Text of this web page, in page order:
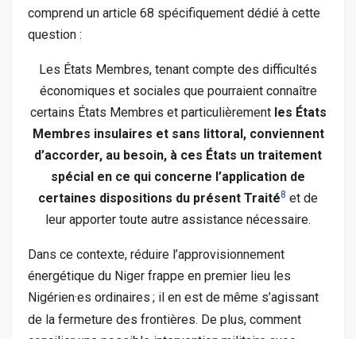
comprend un article 68 spécifiquement dédié à cette
question :
Les États Membres, tenant compte des difficultés
économiques et sociales que pourraient connaître
certains États Membres et particulièrement les États
Membres insulaires et sans littoral, conviennent
d’accorder, au besoin, à ces États un traitement
spécial en ce qui concerne l’application de
certaines dispositions du présent Traité8 et de
leur apporter toute autre assistance nécessaire.
Dans ce contexte, réduire l’approvisionnement
énergétique du Niger frappe en premier lieu les
Nigérien·es ordinaires ; il en est de même s’agissant
de la fermeture des frontières. De plus, comment